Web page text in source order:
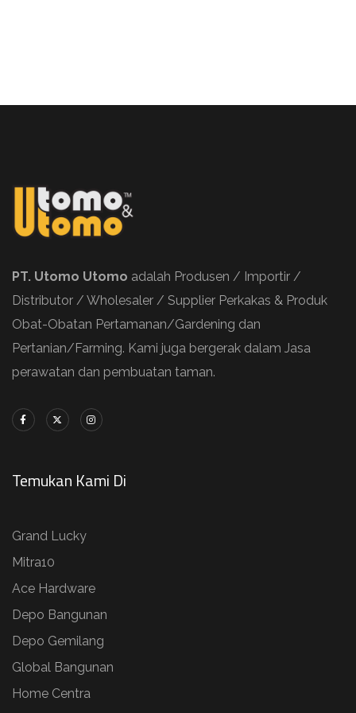
PT. Utomo Utomo adalah Produsen / Importir /
Distributor / Wholesaler / Supplier Perkakas & Produk
Obat-Obatan Pertamanan/Gardening dan
Pertanian/Farming. Kami juga bergerak dalam Jasa
perawatan dan pembuatan taman.
Temukan Kami Di
Grand Lucky
Mitra10
Ace Hardware
Depo Bangunan
Depo Gemilang
Global Bangunan
Home Centra